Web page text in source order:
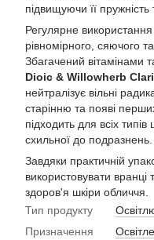
підвищуючи її пружність
Регулярне
рівномірного, сяючого
Збагачений вітамінами
Dioic & Willowherb
нейтралізує вільні
старінню та появі
підходить для всіх типів
схильної до подразнень.
Завдяки практичній
використовувати вранці
здоров'я шкіри обличчя.
Тип продукту
Призначення